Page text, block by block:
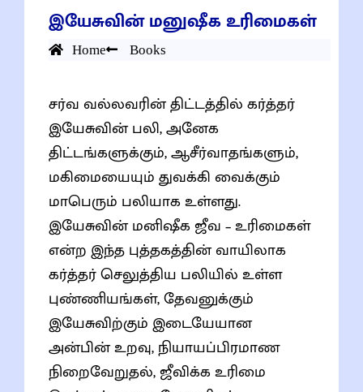
இயேசுவின் மனுஷீக உரிமைகள்
Home Books
சர்வ வல்லவரின் திட்டத்தில் கர்த்தர்
இயேசுவின் பலி, அனேக
திட்டங்களுக்கும், ஆசீர்வாதங்களும்,
மகிமையையும் துவக்கி வைக்கும்
மாபெரும் பலியாக உள்ளது.
இயேசுவின் மனிஷீக ஜீவ – உரிமைகள்
என்ற இந்த புத்தகத்தின் வாயிலாக
கர்த்தர் செலுத்திய பலியில் உள்ள
புண்ணியங்கள், தேவனுக்கும்
இயேசுவிற்கும் இடையேயான
அன்பின் உறவு, நியாயப்பிரமாண
நிறைவேறுதல், ஜீவிக்க உரிமை